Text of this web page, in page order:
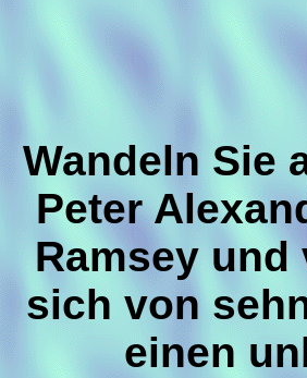
Wandeln Sie
Peter
Ramsey und
sich von
einen